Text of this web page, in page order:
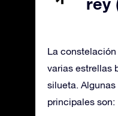
La
varias estrellas
silueta.
principales son: